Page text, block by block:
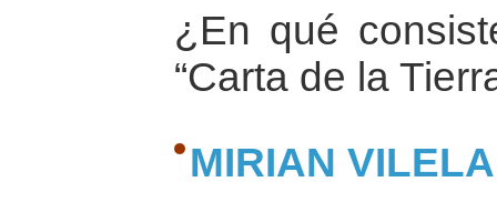
¿En qué
“Carta de la
MIRIAN VILELA